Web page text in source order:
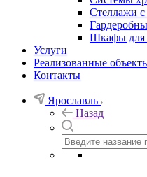
Стеллажи
Шкафы для
Услуги
Реализованные
Контакты
Ярославль
Назад